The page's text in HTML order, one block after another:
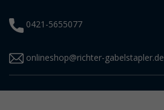
0421-5655077
onlineshop@richter-gabelstapler.de